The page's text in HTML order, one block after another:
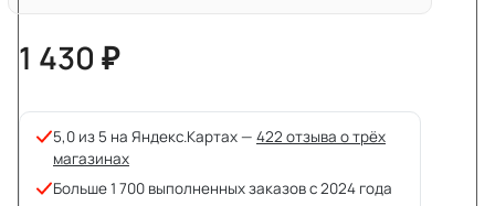
1 430 ₽
5,0 из 5 на Яндекс.Картах — 422 отзыва о трёх
магазинах
Больше 1 700 выполненных заказов с 2024 года